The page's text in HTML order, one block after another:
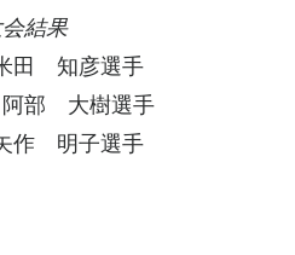
会結果
知彦選手
部 大樹選手
明子選手